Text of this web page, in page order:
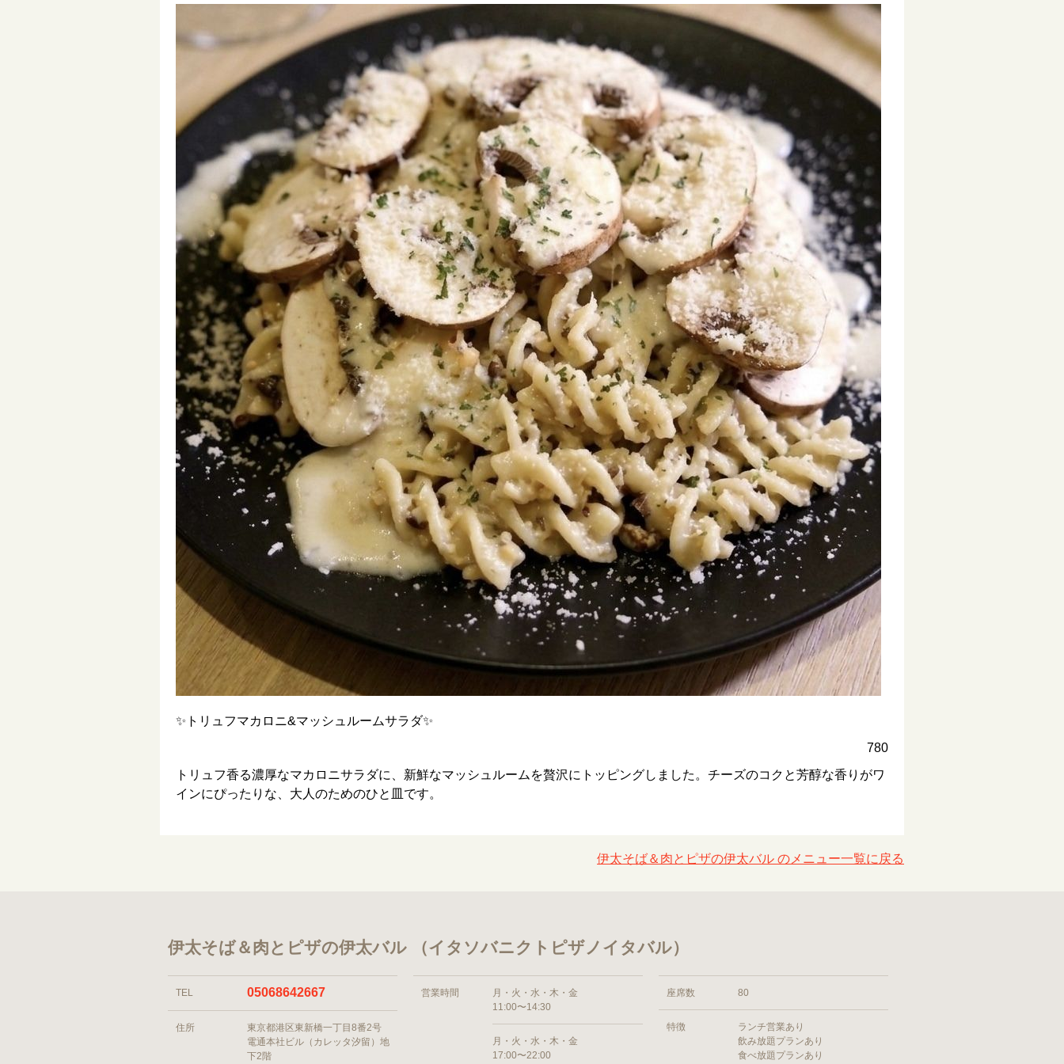
✨トリュフマカロニ&マッシュルームサラダ✨
780
トリュフ香る濃厚なマカロニサラダに、新鮮なマッシュルームを贅沢にトッピングしました。チーズのコクと芳醇な香りがワ
インにぴったりな、大人のためのひと皿です。
伊太そば＆肉とピザの伊太バル のメニュー一覧に戻る
伊太そば＆肉とピザの伊太バル （イタソバニクトピザノイタバル）
TEL 05068642667
住所
東京都港区東新橋一丁目8番2号
電通本社ビル（カレッタ汐留）地
下2階
営業時間
月・火・水・木・金
11:00〜14:30
月・火・水・木・金
17:00〜22:00
座席数 80
特徴
ランチ営業あり
飲み放題プランあり
食べ放題プランあり